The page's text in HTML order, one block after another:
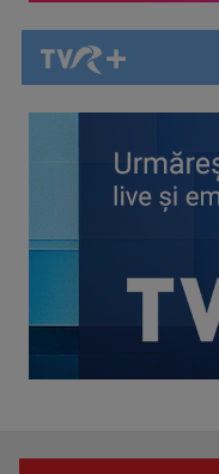
Spectacol total la